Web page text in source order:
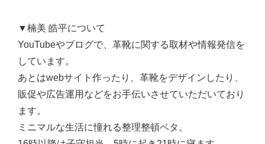
▼楠美 皓平について
YouTubeやブログで、革靴に関する取材や情報発信を
しています。
あとはwebサイト作ったり、革靴をデザインしたり、
販促や広告運用などをお手伝いさせていただいており
ます。
ミニマルな生活に憧れる整理整頓ベタ。